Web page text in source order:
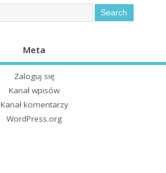
Meta
Zaloguj się
Kanał wpisów
Kanał komentarzy
WordPress.org